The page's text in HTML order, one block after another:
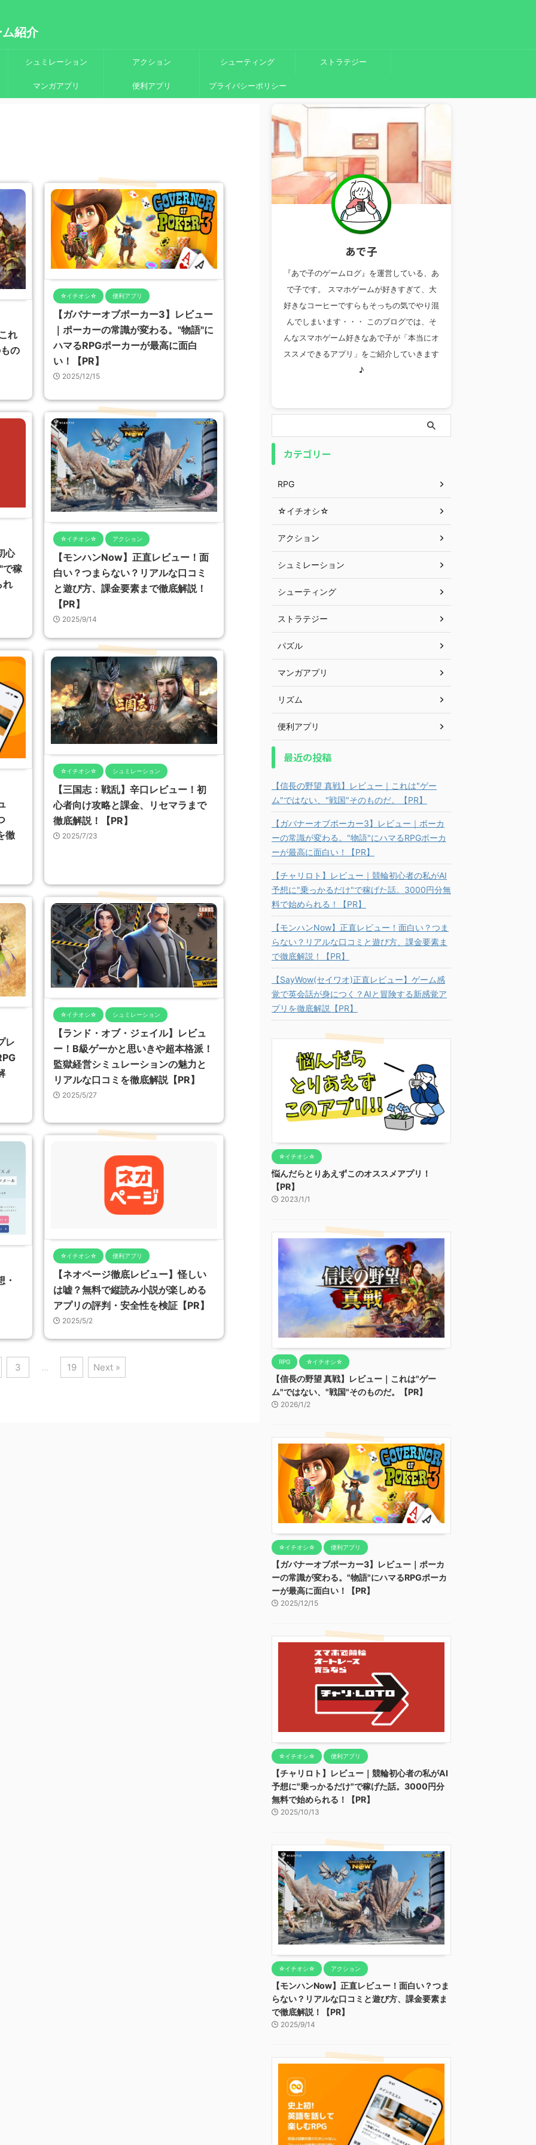
紹介
シュミレーション アクション シューティング ストラテジー
マンガアプリ 便利アプリ プライバシーポリシー
れ
の
☆イチオシ☆ 便利アプリ
【ガバナーオブポーカー3】レビュー
｜ポーカーの常識が変わる。"物語"に
ハマるRPGポーカーが最高に面白
い！【PR】
2025/12/15
心
で稼
れ
☆イチオシ☆ アクション
【モンハンNow】正直レビュー！面
白い？つまらない？リアルな口コミ
と遊び方、課金要素まで徹底解説！
【PR】
2025/9/14
徹
☆イチオシ☆ シュミレーション
【三国志：戦乱】辛口レビュー！初
心者向け攻略と課金、リセマラまで
徹底解説！【PR】
2025/7/23
レ
☆イチオシ☆ シュミレーション
【ランド・オブ・ジェイル】レビュ
ー！B級ゲーかと思いきや超本格派！
監獄経営シミュレーションの魅力と
リアルな口コミを徹底解説【PR】
2025/5/27
☆イチオシ☆ 便利アプリ
【ネオページ徹底レビュー】怪しい
は嘘？無料で縦読み小説が楽しめる
アプリの評判・安全性を検証【PR】
2025/5/2
3 … 19 Next »
あで子
『あで子のゲームログ』を運営している、あ
で子です。 スマホゲームが好きすぎて、大
好きなコーヒーですらもそっちの気でやり混
んでしまいます・・・ このブログでは、そ
んなスマホゲーム好きなあで子が「本当にオ
ススメできるアプリ」をご紹介していきます
♪
カテゴリー
RPG
☆イチオシ☆
アクション
シュミレーション
シューティング
ストラテジー
パズル
マンガアプリ
リズム
便利アプリ
最近の投稿
【信長の野望 真戦】レビュー｜これは"ゲー
ム"ではない、"戦国"そのものだ。【PR】
【ガバナーオブポーカー3】レビュー｜ポーカ
ーの常識が変わる。"物語"にハマるRPGポーカ
ーが最高に面白い！【PR】
【チャリロト】レビュー｜競輪初心者の私がAI
予想に"乗っかるだけ"で稼げた話。3000円分無
料で始められる！【PR】
【モンハンNow】正直レビュー！面白い？つま
らない？リアルな口コミと遊び方、課金要素ま
で徹底解説！【PR】
【SayWow(セイワオ)正直レビュー】ゲーム感
覚で英会話が身につく？AIと冒険する新感覚ア
プリを徹底解説【PR】
☆イチオシ☆
悩んだらとりあえずこのオススメアプリ！
【PR】
2023/1/1
RPG ☆イチオシ☆
【信長の野望 真戦】レビュー｜これは"ゲー
ム"ではない、"戦国"そのものだ。【PR】
2026/1/2
☆イチオシ☆ 便利アプリ
【ガバナーオブポーカー3】レビュー｜ポーカ
ーの常識が変わる。"物語"にハマるRPGポーカ
ーが最高に面白い！【PR】
2025/12/15
☆イチオシ☆ 便利アプリ
【チャリロト】レビュー｜競輪初心者の私がAI
予想に"乗っかるだけ"で稼げた話。3000円分
無料で始められる！【PR】
2025/10/13
☆イチオシ☆ アクション
【モンハンNow】正直レビュー！面白い？つま
らない？リアルな口コミと遊び方、課金要素ま
で徹底解説！【PR】
2025/9/14